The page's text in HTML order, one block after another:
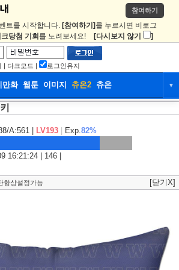
참여하기
트를 시작합니다. [참여하기] 를 누르시면 비로그
당첨 기회 를 노려보세요! [다시보지 않기 ]
| 다크모드 | 로그인유지
만화 웹툰 이미지 츄온2 츄온 ▼
뉴스
이미지 츄온2
A:561 | LV193 Exp.82%
16:21:24 | 146 |
항상설정가능 [닫기X]